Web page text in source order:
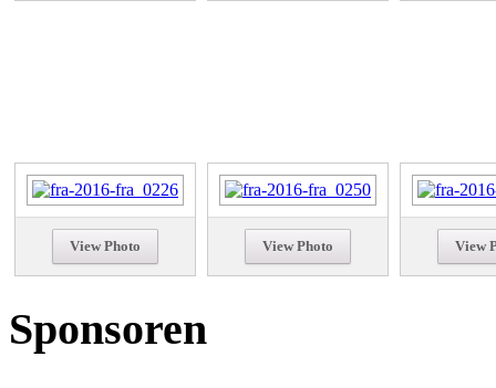
View Photo View Photo View
Sponsoren